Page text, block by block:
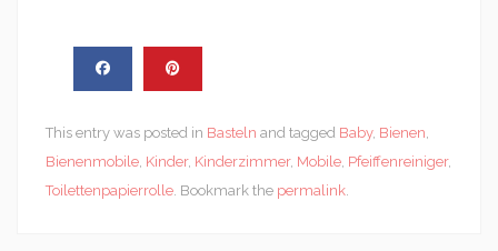
This entry was posted in Basteln and tagged Baby, Bienen,
Bienenmobile, Kinder, Kinderzimmer, Mobile, Pfeiffenreiniger,
Toilettenpapierrolle. Bookmark the permalink.